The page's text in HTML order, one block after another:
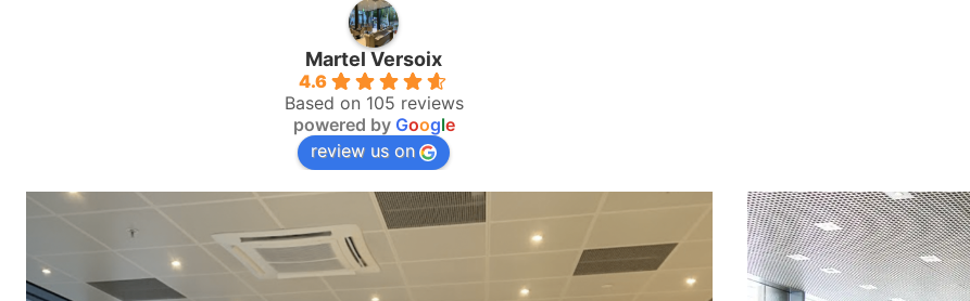
Martel Versoix
4.6
Based on 105 reviews
powered by Google
review us on